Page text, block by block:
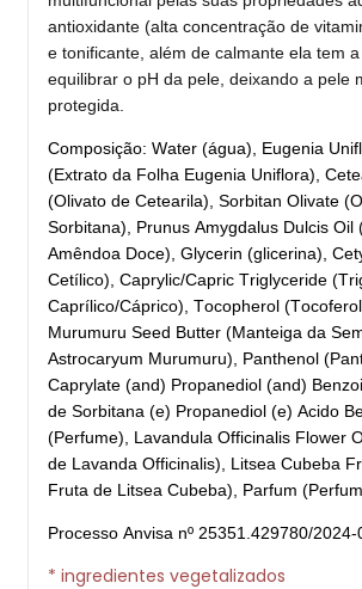
antioxidante (alta concentração de
e tonificante, além de calmante ela tem
equilibrar o pH da pele, deixando a pele
protegida.
Composição: Water (água), Eugenia
(Extrato da Folha Eugenia Uniflora),
(Olivato de Cetearila), Sorbitan Olivate
Sorbitana), Prunus Amygdalus Dulcis Oil
Amêndoa Doce), Glycerin (glicerina),
Cetílico), Caprylic/Capric Triglyceride
Caprílico/Cáprico), Tocopherol
Murumuru Seed Butter (Manteiga da
Astrocaryum Murumuru), Panthenol
Caprylate (and) Propanediol (and)
de Sorbitana (e) Propanediol (e) Acido
(Perfume), Lavandula Officinalis Flower
de Lavanda Officinalis), Litsea Cubeba
Fruta de Litsea Cubeba), Parfum
Processo Anvisa nº 25351.429780/2024-
* ingredientes vegetalizados